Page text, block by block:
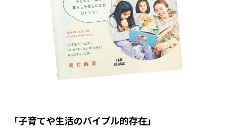
「子育てや生活のバイブル的存在」